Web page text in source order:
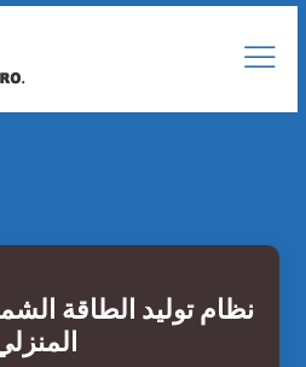
نظام توليد الطاقة